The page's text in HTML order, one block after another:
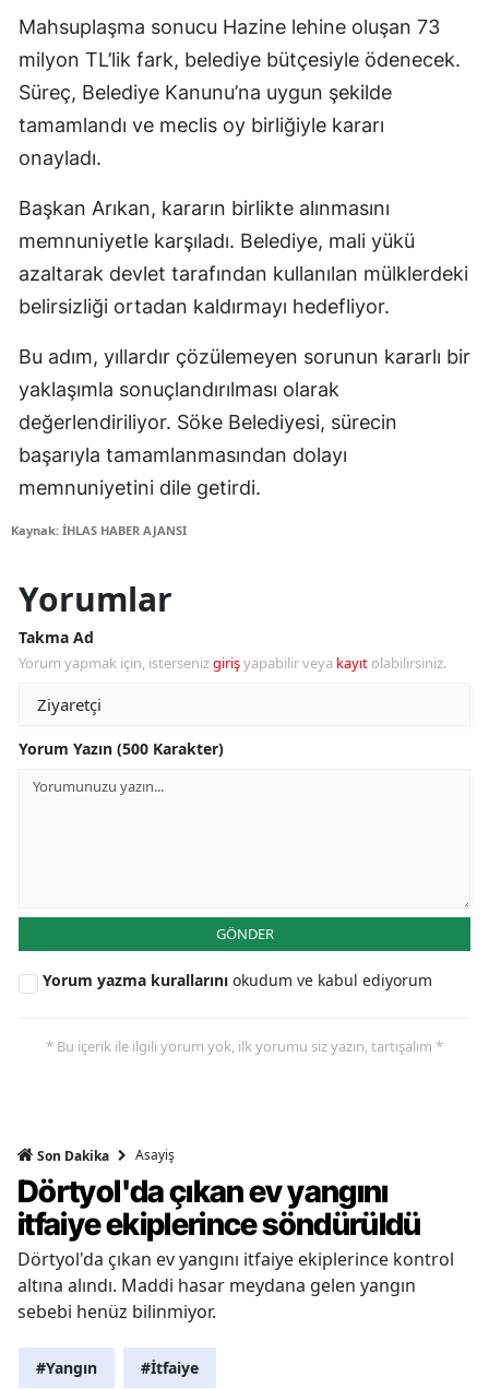
Mahsuplaşma sonucu Hazine lehine oluşan 73
milyon TL’lik fark, belediye bütçesiyle ödenecek.
Süreç, Belediye Kanunu’na uygun şekilde
tamamlandı ve meclis oy birliğiyle kararı
onayladı.
Başkan Arıkan, kararın birlikte alınmasını
memnuniyetle karşıladı. Belediye, mali yükü
azaltarak devlet tarafından kullanılan mülklerdeki
belirsizliği ortadan kaldırmayı hedefliyor.
Bu adım, yıllardır çözülemeyen sorunun kararlı bir
yaklaşımla sonuçlandırılması olarak
değerlendiriliyor. Söke Belediyesi, sürecin
başarıyla tamamlanmasından dolayı
memnuniyetini dile getirdi.
Kaynak: İHLAS HABER AJANSI
Yorumlar
Takma Ad
Yorum yapmak için, istersenizgirişyapabilir veya kayıt olabilirsiniz.
Yorum Yazın (500 Karakter)
GÖNDER
Yorum yazma kurallarını okudum ve kabul ediyorum
* Bu içerik ile ilgili yorum yok, ilk yorumu siz yazın, tartışalım *
Son Dakika Asayiş
Dörtyol'da çıkan ev yangını
itfaiye ekiplerince söndürüldü
Dörtyol'da çıkan ev yangını itfaiye ekiplerince kontrol
altına alındı. Maddi hasar meydana gelen yangın
sebebi henüz bilinmiyor.
#Yangın #İtfaiye